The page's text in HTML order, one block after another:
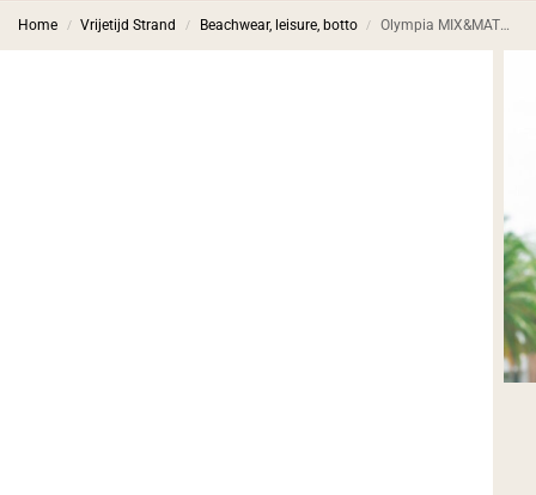
Home / Vrijetijd Strand / Beachwear, leisure, botto / Olympia MIX&MATCH Bikinibroek Blauw